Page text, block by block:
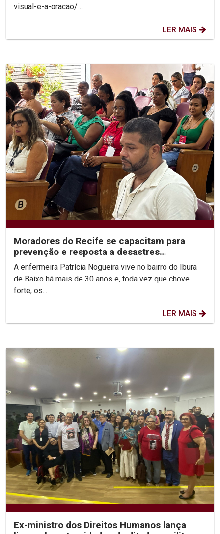
visual-e-a-oracao/ ...
LER MAIS
Moradores do Recife se capacitam para
prevenção e resposta a desastres
climáticos
A enfermeira Patrícia Nogueira vive no bairro do Ibura
de Baixo há mais de 30 anos e, toda vez que chove
forte, os...
LER MAIS
Ex-ministro dos Direitos Humanos lança